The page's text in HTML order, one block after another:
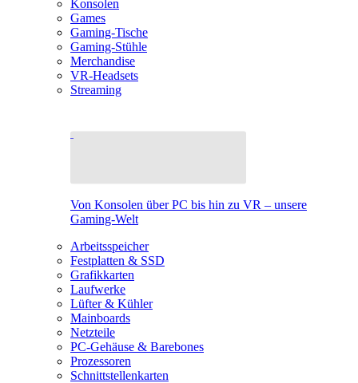
Konsolen
Games
Gaming-Tische
Gaming-Stühle
Merchandise
VR-Headsets
Streaming
Von Konsolen über PC bis hin zu VR – unsere
Gaming-Welt
Arbeitsspeicher
Festplatten & SSD
Grafikkarten
Laufwerke
Lüfter & Kühler
Mainboards
Netzteile
PC-Gehäuse & Barebones
Prozessoren
Schnittstellenkarten